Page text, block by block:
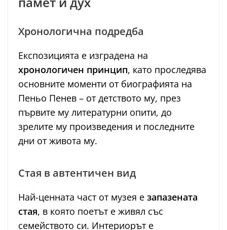
Хронологична подредба
Експозицията е изградена на
хронологичен принцип, като проследява
основните моменти от биографията на
Пеньо Пенев – от детството му, през
първите му литературни опити, до
зрелите му произведения и последните
дни от живота му.
Стая в автентичен вид
Най-ценната част от музея е запазената
стая, в която поетът е живял със
семейството си. Интериорът е